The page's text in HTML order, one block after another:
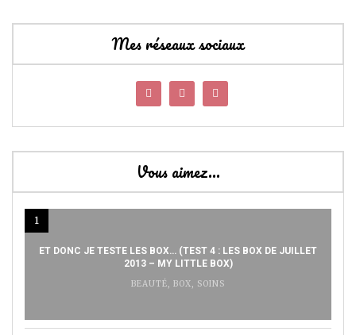
Mes réseaux sociaux
Vous aimez…
1
ET DONC JE TESTE LES BOX… (TEST 4 : LES BOX DE JUILLET
2013 – MY LITTLE BOX)
BEAUTÉ, BOX, SOINS